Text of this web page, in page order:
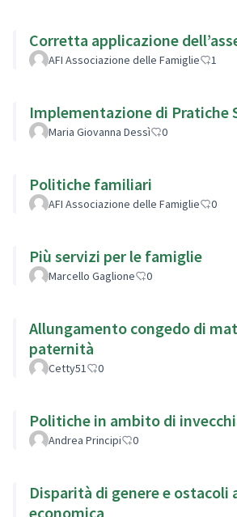
Corretta applicazione
AFI Associazione delle Famiglie 1
Implementazione di Pratiche
Maria Giovanna Dessì 0
Politiche familiari
AFI Associazione delle Famiglie 0
Più servizi per le famiglie
Marcello Gaglione 0
Allungamento congedo di
paternità
Cetty51 0
Politiche in ambito di
Andrea Principi 0
Disparità di genere e ostacoli
economica